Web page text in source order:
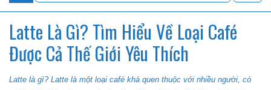
Latte Là Gì? Tìm Hiểu Về Loại Café
Được Cả Thế Giới Yêu Thích
Latte là gì? Latte là một loại café khá quen thuộc với nhiều người, có